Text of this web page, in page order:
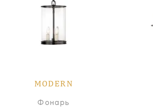
MODERN
Фонарь